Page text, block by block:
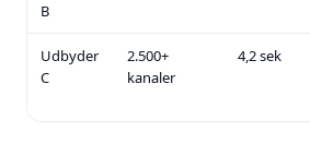
B
Udbyder
C
2.500+
kanaler
4,2 sek